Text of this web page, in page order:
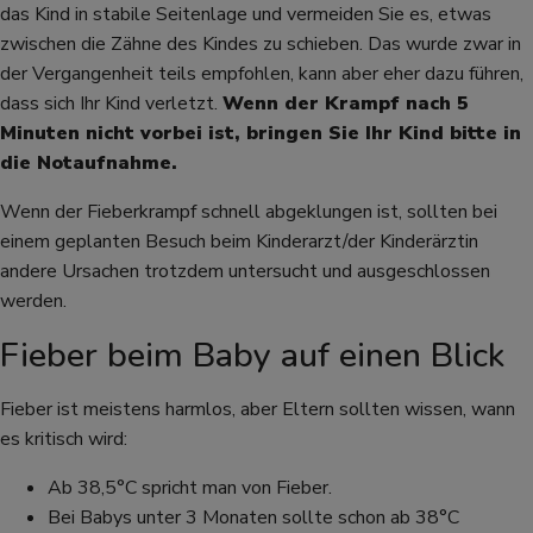
das Kind in stabile Seitenlage und vermeiden Sie es, etwas
zwischen die Zähne des Kindes zu schieben. Das wurde zwar in
der Vergangenheit teils empfohlen, kann aber eher dazu führen,
dass sich Ihr Kind verletzt. Wenn der Krampf nach 5
Minuten nicht vorbei ist, bringen Sie Ihr Kind bitte in
die Notaufnahme.
Wenn der Fieberkrampf schnell abgeklungen ist, sollten bei
einem geplanten Besuch beim Kinderarzt/der Kinderärztin
andere Ursachen trotzdem untersucht und ausgeschlossen
werden.
Fieber beim Baby auf einen Blick
Fieber ist meistens harmlos, aber Eltern sollten wissen, wann
es kritisch wird:
Ab 38,5°C spricht man von Fieber.
Bei Babys unter 3 Monaten sollte schon ab 38°C